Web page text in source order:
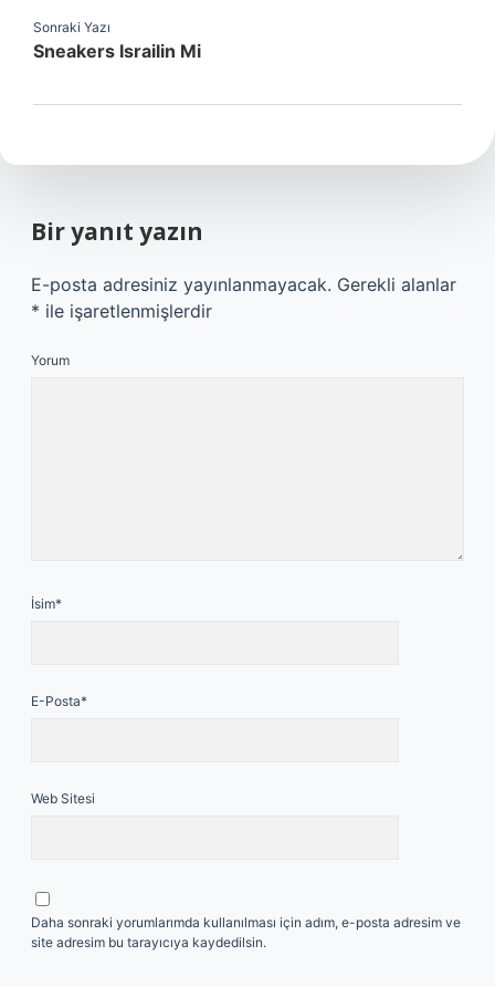
Sonraki Yazı
Sneakers Israilin Mi
Bir yanıt yazın
E-posta adresiniz yayınlanmayacak. Gerekli alanlar
* ile işaretlenmişlerdir
Yorum
İsim*
E-Posta*
Web Sitesi
Daha sonraki yorumlarımda kullanılması için adım, e-posta adresim ve
site adresim bu tarayıcıya kaydedilsin.